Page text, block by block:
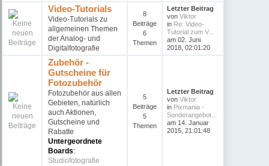
Video-Tutorials
Video-Tutorials zu
allgemeinen Themen
der Analog- und
Digitalfotografie
8
Beiträge
6
Themen
Letzter Beitrag
vonViktor
in Re: Video-
Tutorial zum V...
am 02. Juni
2018, 02:01:20
Zubehör -
Gutscheine für
Fotozubehör
Fotozubehör aus allen
Gebieten, natürlich
auch Aktionen,
Gutscheine und
Rabatte
Untergeordnete
Boards:
Studiofotografie
5
Beiträge
5
Themen
Letzter Beitrag
vonViktor
in Pixmania -
Sonderangebot...
am 14. Januar
2015, 21:01:48